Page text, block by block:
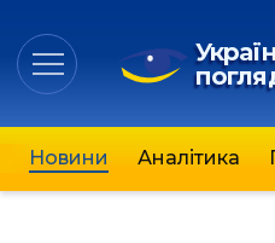
Новини Аналітика